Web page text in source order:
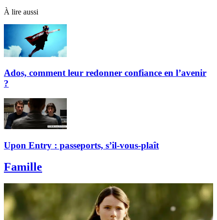
À lire aussi
Ados, comment leur redonner confiance en l’avenir
?
Upon Entry : passeports, s’il-vous-plaît
Famille